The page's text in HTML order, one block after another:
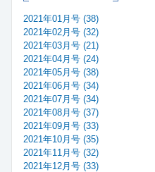
2021年01月号 (38)
2021年02月号 (32)
2021年03月号 (21)
2021年04月号 (24)
2021年05月号 (38)
2021年06月号 (34)
2021年07月号 (34)
2021年08月号 (37)
2021年09月号 (33)
2021年10月号 (35)
2021年11月号 (32)
2021年12月号 (33)